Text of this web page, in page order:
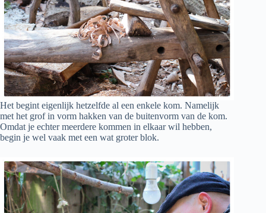
Het begint eigenlijk hetzelfde al een enkele kom. Namelijk
met het grof in vorm hakken van de buitenvorm van de kom.
Omdat je echter meerdere kommen in elkaar wil hebben,
begin je wel vaak met een wat groter blok.